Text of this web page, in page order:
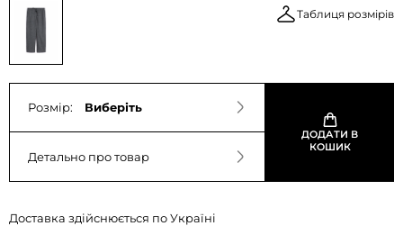
Таблиця розмірів
Розмір: Виберіть
Детально про товар
ДОДАТИ В
КОШИК
Доставка здійснюється по Україні